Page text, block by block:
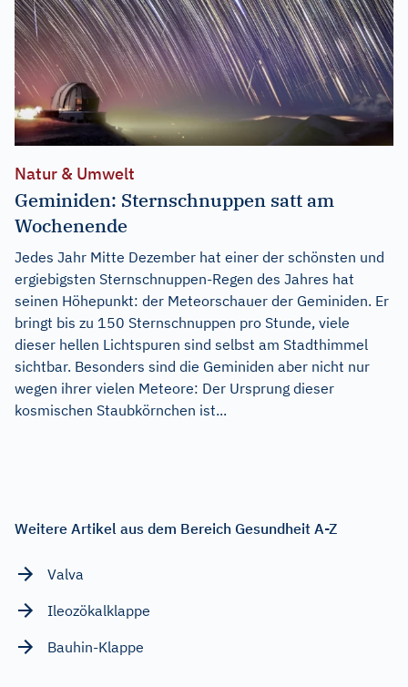
Natur & Umwelt
Geminiden: Sternschnuppen satt am
Wochenende
Jedes Jahr Mitte Dezember hat einer der schönsten und
ergiebigsten Sternschnuppen-Regen des Jahres hat
seinen Höhepunkt: der Meteorschauer der Geminiden. Er
bringt bis zu 150 Sternschnuppen pro Stunde, viele
dieser hellen Lichtspuren sind selbst am Stadthimmel
sichtbar. Besonders sind die Geminiden aber nicht nur
wegen ihrer vielen Meteore: Der Ursprung dieser
kosmischen Staubkörnchen ist...
Weitere Artikel aus dem Bereich Gesundheit A-Z
Valva
Ileozökalklappe
Bauhin-Klappe